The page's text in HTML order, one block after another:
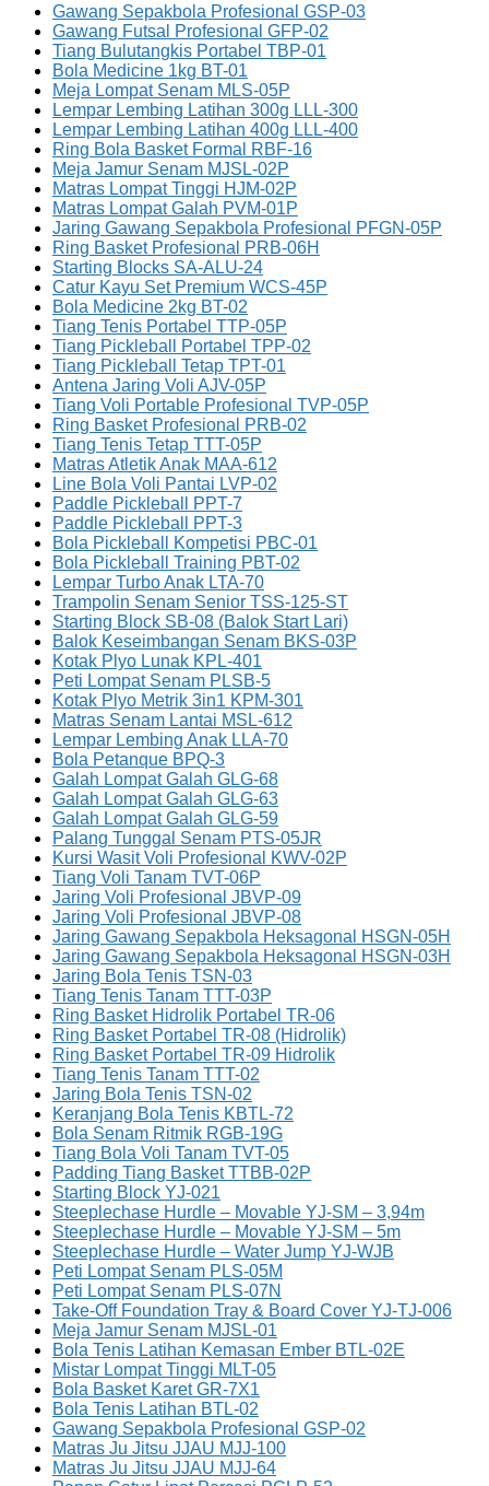
Gawang Sepakbola Profesional GSP-03
Gawang Futsal Profesional GFP-02
Tiang Bulutangkis Portabel TBP-01
Bola Medicine 1kg BT-01
Meja Lompat Senam MLS-05P
Lempar Lembing Latihan 300g LLL-300
Lempar Lembing Latihan 400g LLL-400
Ring Bola Basket Formal RBF-16
Meja Jamur Senam MJSL-02P
Matras Lompat Tinggi HJM-02P
Matras Lompat Galah PVM-01P
Jaring Gawang Sepakbola Profesional PFGN-05P
Ring Basket Profesional PRB-06H
Starting Blocks SA-ALU-24
Catur Kayu Set Premium WCS-45P
Bola Medicine 2kg BT-02
Tiang Tenis Portabel TTP-05P
Tiang Pickleball Portabel TPP-02
Tiang Pickleball Tetap TPT-01
Antena Jaring Voli AJV-05P
Tiang Voli Portable Profesional TVP-05P
Ring Basket Profesional PRB-02
Tiang Tenis Tetap TTT-05P
Matras Atletik Anak MAA-612
Line Bola Voli Pantai LVP-02
Paddle Pickleball PPT-7
Paddle Pickleball PPT-3
Bola Pickleball Kompetisi PBC-01
Bola Pickleball Training PBT-02
Lempar Turbo Anak LTA-70
Trampolin Senam Senior TSS-125-ST
Starting Block SB-08 (Balok Start Lari)
Balok Keseimbangan Senam BKS-03P
Kotak Plyo Lunak KPL-401
Peti Lompat Senam PLSB-5
Kotak Plyo Metrik 3in1 KPM-301
Matras Senam Lantai MSL-612
Lempar Lembing Anak LLA-70
Bola Petanque BPQ-3
Galah Lompat Galah GLG-68
Galah Lompat Galah GLG-63
Galah Lompat Galah GLG-59
Palang Tunggal Senam PTS-05JR
Kursi Wasit Voli Profesional KWV-02P
Tiang Voli Tanam TVT-06P
Jaring Voli Profesional JBVP-09
Jaring Voli Profesional JBVP-08
Jaring Gawang Sepakbola Heksagonal HSGN-05H
Jaring Gawang Sepakbola Heksagonal HSGN-03H
Jaring Bola Tenis TSN-03
Tiang Tenis Tanam TTT-03P
Ring Basket Hidrolik Portabel TR-06
Ring Basket Portabel TR-08 (Hidrolik)
Ring Basket Portabel TR-09 Hidrolik
Tiang Tenis Tanam TTT-02
Jaring Bola Tenis TSN-02
Keranjang Bola Tenis KBTL-72
Bola Senam Ritmik RGB-19G
Tiang Bola Voli Tanam TVT-05
Padding Tiang Basket TTBB-02P
Starting Block YJ-021
Steeplechase Hurdle – Movable YJ-SM – 3,94m
Steeplechase Hurdle – Movable YJ-SM – 5m
Steeplechase Hurdle – Water Jump YJ-WJB
Peti Lompat Senam PLS-05M
Peti Lompat Senam PLS-07N
Take-Off Foundation Tray & Board Cover YJ-TJ-006
Meja Jamur Senam MJSL-01
Bola Tenis Latihan Kemasan Ember BTL-02E
Mistar Lompat Tinggi MLT-05
Bola Basket Karet GR-7X1
Bola Tenis Latihan BTL-02
Gawang Sepakbola Profesional GSP-02
Matras Ju Jitsu JJAU MJJ-100
Matras Ju Jitsu JJAU MJJ-64